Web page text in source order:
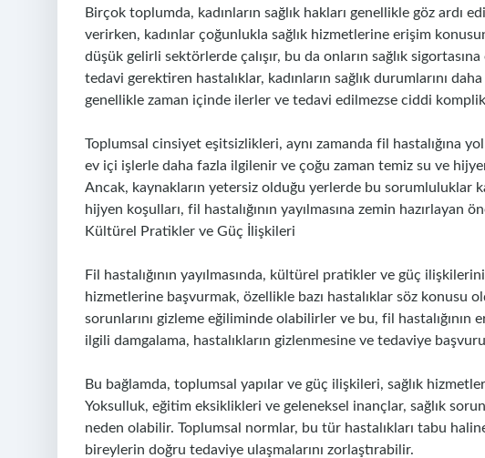
Birçok toplumda, kadınların sağlık hakları genellikle göz ardı
verirken, kadınlar çoğunlukla sağlık hizmetlerine erişim
düşük gelirli sektörlerde çalışır, bu da onların sağlık
tedavi gerektiren hastalıklar, kadınların sağlık durumlarını
genellikle zaman içinde ilerler ve tedavi edilmezse ciddi
Toplumsal cinsiyet eşitsizlikleri, aynı zamanda fil hastalığına
ev içi işlerle daha fazla ilgilenir ve çoğu zaman temiz su ve
Ancak, kaynakların yetersiz olduğu yerlerde bu sorumluluklar
hijyen koşulları, fil hastalığının yayılmasına zemin hazırlayan
Kültürel Pratikler ve Güç İlişkileri
Fil hastalığının yayılmasında, kültürel pratikler ve güç
hizmetlerine başvurmak, özellikle bazı hastalıklar söz konusu
sorunlarını gizleme eğiliminde olabilirler ve bu, fil hastalığının
ilgili damgalama, hastalıkların gizlenmesine ve tedaviye
Bu bağlamda, toplumsal yapılar ve güç ilişkileri, sağlık
Yoksulluk, eğitim eksiklikleri ve geleneksel inançlar, sağlık
neden olabilir. Toplumsal normlar, bu tür hastalıkları tabu
bireylerin doğru tedaviye ulaşmalarını zorlaştırabilir.